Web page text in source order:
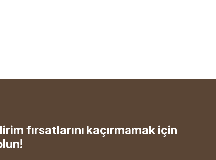
fırsatlarını kaçırmamak için